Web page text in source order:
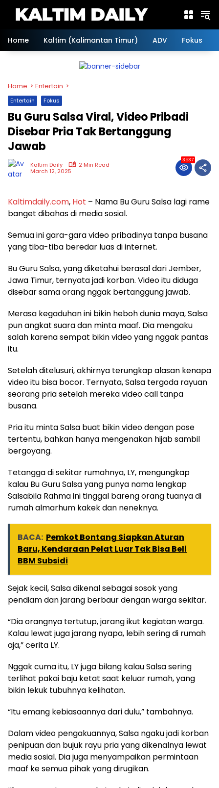
Home
Kaltim (Kalimantan Timur) ADV Fokus
Home Entertain
Entertain Fokus
Bu Guru Salsa Viral, Video Pribadi
Disebar Pria Tak Bertanggung
Jawab
Kaltim Daily
2 Min Read
March 12, 2025
3537
Kaltimdaily.com, Hot – Nama Bu Guru Salsa lagi rame
banget dibahas di media sosial.
Semua ini gara-gara video pribadinya tanpa busana
yang tiba-tiba beredar luas di internet.
Bu Guru Salsa, yang diketahui berasal dari Jember,
Jawa Timur, ternyata jadi korban. Video itu diduga
disebar sama orang nggak bertanggung jawab.
Merasa kegaduhan ini bikin heboh dunia maya, Salsa
pun angkat suara dan minta maaf. Dia mengaku
salah karena sempat bikin video yang nggak pantas
itu.
Setelah ditelusuri, akhirnya terungkap alasan kenapa
video itu bisa bocor. Ternyata, Salsa tergoda rayuan
seorang pria setelah mereka video call tanpa
busana.
Pria itu minta Salsa buat bikin video dengan pose
tertentu, bahkan hanya mengenakan hijab sambil
bergoyang.
Tetangga di sekitar rumahnya, LY, mengungkap
kalau Bu Guru Salsa yang punya nama lengkap
Salsabila Rahma ini tinggal bareng orang tuanya di
rumah almarhum kakek dan neneknya.
BACA: Pemkot Bontang Siapkan Aturan
Baru, Kendaraan Pelat Luar Tak Bisa Beli
BBM Subsidi
Sejak kecil, Salsa dikenal sebagai sosok yang
pendiam dan jarang berbaur dengan warga sekitar.
“Dia orangnya tertutup, jarang ikut kegiatan warga.
Kalau lewat juga jarang nyapa, lebih sering di rumah
aja,” cerita LY.
Nggak cuma itu, LY juga bilang kalau Salsa sering
terlihat pakai baju ketat saat keluar rumah, yang
bikin lekuk tubuhnya kelihatan.
“Itu emang kebiasaannya dari dulu,” tambahnya.
Dalam video pengakuannya, Salsa ngaku jadi korban
penipuan dan bujuk rayu pria yang dikenalnya lewat
media sosial. Dia juga menyampaikan permintaan
maaf ke semua pihak yang dirugikan.